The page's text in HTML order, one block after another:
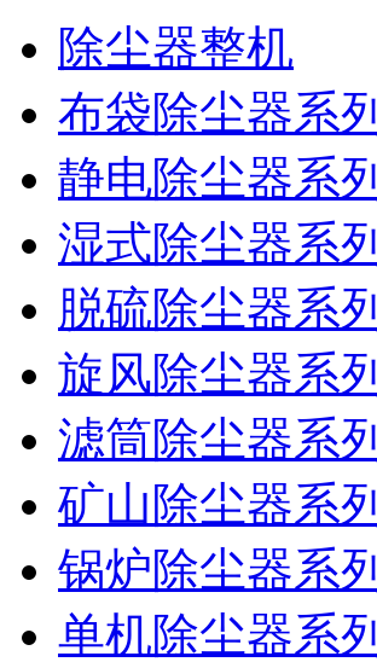
除尘器整机
布袋除尘器系列
静电除尘器系列
湿式除尘器系列
脱硫除尘器系列
旋风除尘器系列
滤筒除尘器系列
矿山除尘器系列
锅炉除尘器系列
单机除尘器系列